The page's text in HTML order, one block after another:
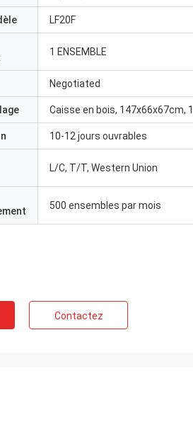
LF20F
1 ENSEMBLE
Negotiated
Caisse en bois, 147x66x67cm,
10-12 jours ouvrables
L/C, T/T, Western Union
500 ensembles par mois
Contactez